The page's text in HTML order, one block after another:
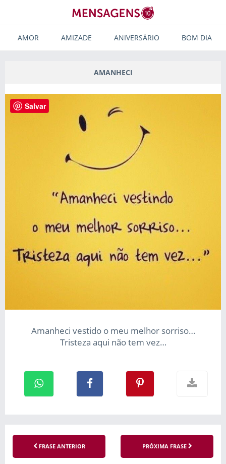
AMOR AMIZADE ANIVERSÁRIO BOM DIA
AMANHECI
Amanheci vestido o meu melhor sorriso…
Tristeza aqui não tem vez…
FRASE ANTERIOR PRÓXIMA FRASE
Salvar